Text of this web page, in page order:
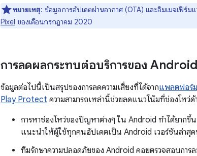
หมายเหตุ: ข้อมูลการอัปเดตผ่านอากาศ (OTA) และอิมเมจเฟิ
Pixel ของเดือนกรกฎาคม 2020
การลดผลกระทบต่อบริการของ
ข้อมูลต่อไปนี้เป็นสรุปของการลดความเสี่ยงที่ได้จากแพลตฟอร์
Play Protect ความสามารถเหล่านี้ช่วยลดแนวโน้มที่ช่องโหว่
การหาช่องโหว่ของปัญหาต่างๆ ใน Android ทำได้ยาก
แนะนำให้ผู้ใช้ทุกคนอัปเดตเป็น Android เวอร์ชันล่าสุ
ทีมรักษาความปลอดภัยของ Android คอยตรวจสอบการล